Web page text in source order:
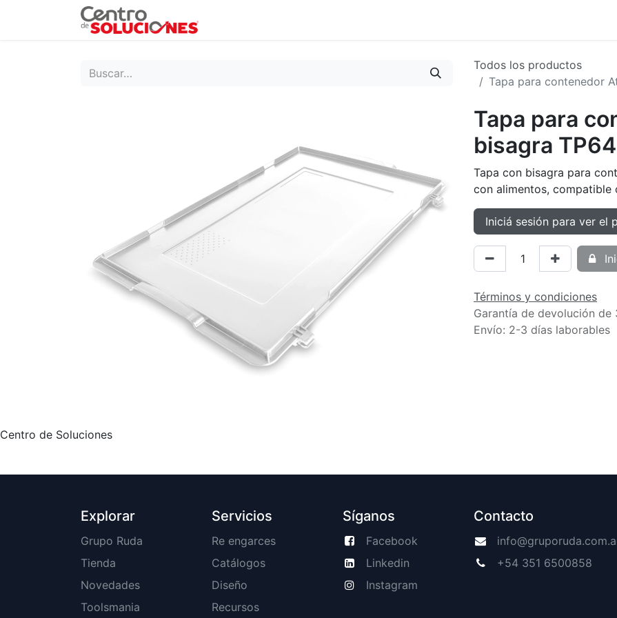
Todos los productos
Tapa para contenedor
Tapa para
bisagra
Tapa con bisagra para
con alimentos,
Iniciá sesión para ver el
Términos y condiciones
Garantía de devolución de
Envío: 2-3 días laborables
Centro de Soluciones
Explorar
Grupo Ruda
Tienda
Novedades
Toolsmania
Servicios
Re engarces
Catálogos
Diseño
Recursos
Síganos
Facebook
Linkedin
Instagram
Contacto
+54 351 6500858